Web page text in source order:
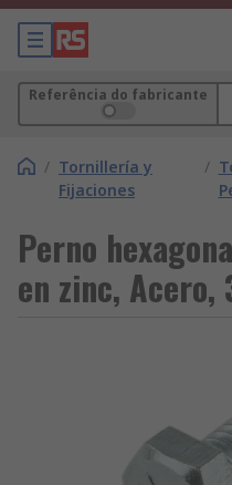
Referência do fabricante
/ Tornillería y
Fijaciones
/
Perno
en zinc,